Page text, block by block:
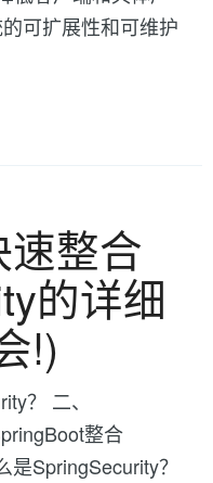
可扩展性和可维护
整合
的详细
!)
？ 二、
整合
SpringSecurity？